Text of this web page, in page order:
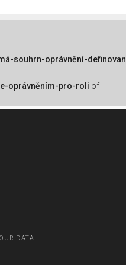
souhrn-oprávnění-
oprávněním-pro-roli of
DATA